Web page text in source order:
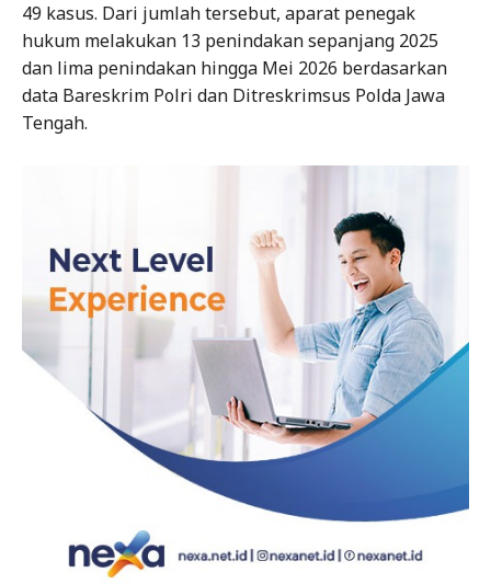
49 kasus. Dari jumlah tersebut, aparat penegak
hukum melakukan 13 penindakan sepanjang 2025
dan lima penindakan hingga Mei 2026 berdasarkan
data Bareskrim Polri dan Ditreskrimsus Polda Jawa
Tengah.